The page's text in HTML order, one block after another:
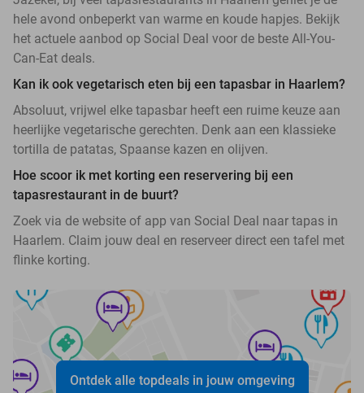
hele avond onbeperkt van warme en koude hapjes. Bekijk
het actuele aanbod op Social Deal voor de beste All-You-
Can-Eat deals.
Kan ik ook vegetarisch eten bij een tapasbar in Haarlem?
Absoluut, vrijwel elke tapasbar heeft een ruime keuze aan
heerlijke vegetarische gerechten. Denk aan een klassieke
tortilla de patatas, Spaanse kazen en olijven.
Hoe scoor ik met korting een reservering bij een
tapasrestaurant in de buurt?
Zoek via de website of app van Social Deal naar tapas in
Haarlem. Claim jouw deal en reserveer direct een tafel met
flinke korting.
Ontdek alle topdeals in jouw omgeving